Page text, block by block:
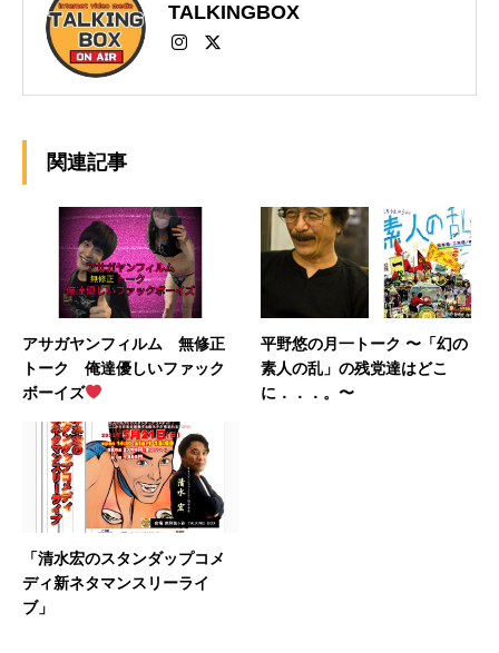
TALKINGBOX
関連記事
アサガヤンフィルム 無修正
トーク 俺達優しいファック
ボーイズ
平野悠の月一トーク 〜「幻の
素人の乱」の残党達はどこ
に．．．。〜
「清水宏のスタンダップコメ
ディ新ネタマンスリーライ
ブ」